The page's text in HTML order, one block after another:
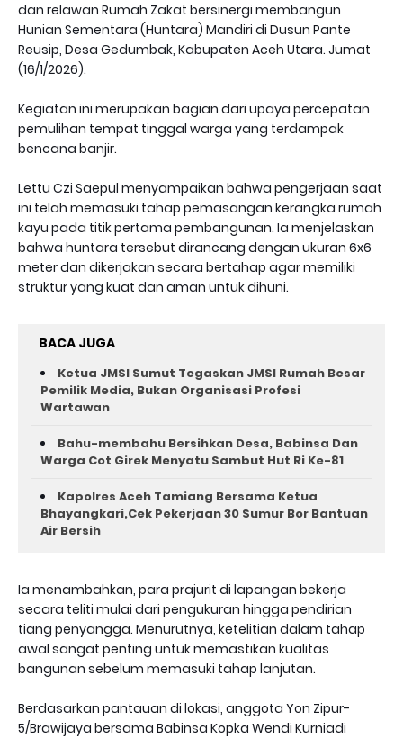
dan relawan Rumah Zakat bersinergi membangun
Hunian Sementara (Huntara) Mandiri di Dusun Pante
Reusip, Desa Gedumbak, Kabupaten Aceh Utara. Jumat
(16/1/2026).
Kegiatan ini merupakan bagian dari upaya percepatan
pemulihan tempat tinggal warga yang terdampak
bencana banjir.
Lettu Czi Saepul menyampaikan bahwa pengerjaan saat
ini telah memasuki tahap pemasangan kerangka rumah
kayu pada titik pertama pembangunan. Ia menjelaskan
bahwa huntara tersebut dirancang dengan ukuran 6x6
meter dan dikerjakan secara bertahap agar memiliki
struktur yang kuat dan aman untuk dihuni.
BACA JUGA
Ketua JMSI Sumut Tegaskan JMSI Rumah Besar
Pemilik Media, Bukan Organisasi Profesi
Wartawan
Bahu-membahu Bersihkan Desa, Babinsa Dan
Warga Cot Girek Menyatu Sambut Hut Ri Ke-81 ‎
Kapolres Aceh Tamiang Bersama Ketua
Bhayangkari,Cek Pekerjaan 30 Sumur Bor Bantuan
Air Bersih
Ia menambahkan, para prajurit di lapangan bekerja
secara teliti mulai dari pengukuran hingga pendirian
tiang penyangga. Menurutnya, ketelitian dalam tahap
awal sangat penting untuk memastikan kualitas
bangunan sebelum memasuki tahap lanjutan.
Berdasarkan pantauan di lokasi, anggota Yon Zipur-
5/Brawijaya bersama Babinsa Kopka Wendi Kurniadi